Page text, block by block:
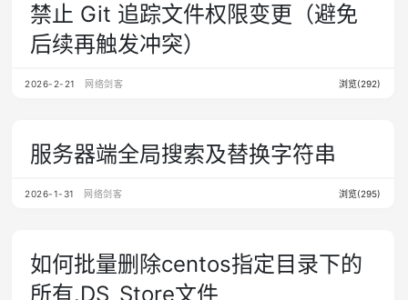
禁止 Git 追踪文件权限变更（避免
后续再触发冲突）
2026-2-21 网络剑客 浏览(292)
服务器端全局搜索及替换字符串
2026-1-31 网络剑客 浏览(295)
如何批量删除centos指定目录下的
所有.DS_Store文件